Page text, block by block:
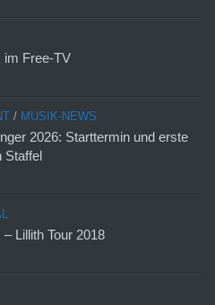
im Free-TV
/ MUSIK-NEWS
2026: Starttermin und erste
Staffel
Lillith Tour 2018